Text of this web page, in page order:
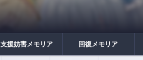
支援妨害メモリア 回復メモリア